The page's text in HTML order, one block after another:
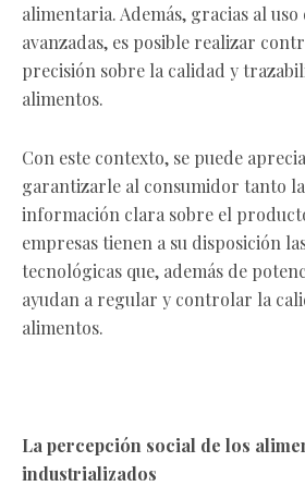
alimentaria. Además, gracias al
avanzadas, es posible realizar
precisión sobre la calidad y
alimentos.
Con este contexto, se puede
garantizarle al consumidor tanto
información clara sobre el
empresas tienen a su disposición
tecnológicas que, además de
ayudan a regular y controlar la
alimentos.
La percepción social de los
industrializados